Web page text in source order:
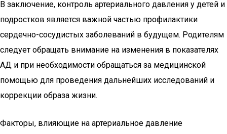
В заключение, контроль артериального давления у детей и
подростков является важной частью профилактики
сердечно-сосудистых заболеваний в будущем. Родителям
следует обращать внимание на изменения в показателях
АД и при необходимости обращаться за медицинской
помощью для проведения дальнейших исследований и
коррекции образа жизни.
Факторы, влияющие на артериальное давление